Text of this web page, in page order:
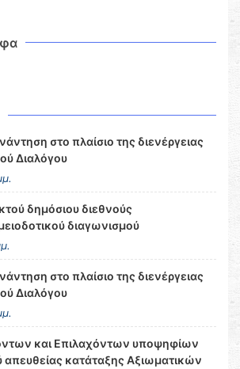
στο πλαίσιο της διενέργειας
Διαλόγου
δημόσιου διεθνούς
διαγωνισμού
στο πλαίσιο της διενέργειας
Διαλόγου
και Επιλαχόντων υποψηφίων
απευθείας κατάταξης Αξιωματικών